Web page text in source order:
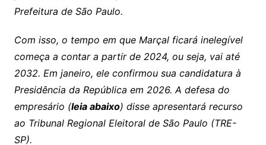
Prefeitura de São Paulo.
Com isso, o tempo em que Marçal ficará inelegível
começa a contar a partir de 2024, ou seja, vai até
2032. Em janeiro, ele confirmou sua candidatura à
Presidência da República em 2026. A defesa do
empresário (leia abaixo) disse apresentará recurso
ao Tribunal Regional Eleitoral de São Paulo (TRE-
SP).